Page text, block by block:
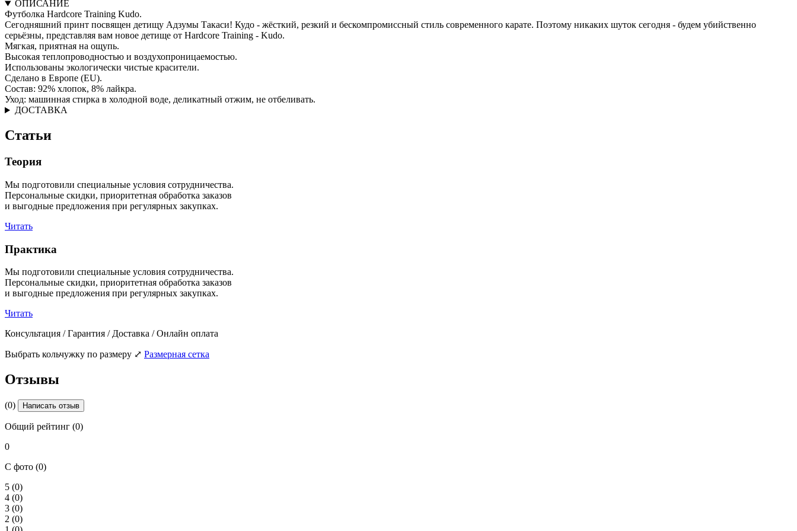
ОПИСАНИЕ
Футболка Hardcore Training Kudo.
Сегодняшний принт посвящен детищу Адзумы Такаси! Кудо - жёсткий, резкий и бескомпромиссный стиль современного карате. Поэтому никаких шуток сегодня - будем убийственно
серьёзны, представляя вам новое детище от Hardcore Training - Kudo.
Мягкая, приятная на ощупь.
Высокая теплопроводностью и воздухопроницаемостью.
Использованы экологически чистые красители.
Сделано в Европе (EU).
Состав: 92% хлопок, 8% лайкра.
Уход: машинная стирка в холодной воде, деликатный отжим, не отбеливать.
ДОСТАВКА
Статьи
Теория
Мы подготовили специальные условия сотрудничества.
Персональные скидки, приоритетная обработка заказов
и выгодные предложения при регулярных закупках.
Читать
Практика
Мы подготовили специальные условия сотрудничества.
Персональные скидки, приоритетная обработка заказов
и выгодные предложения при регулярных закупках.
Читать
Консультация / Гарантия / Доставка / Онлайн оплата
Выбрать кольчужку по размеру ⤢ Размерная сетка
Отзывы
(0) Написать отзыв
Общий рейтинг (0)
0
С фото (0)
5 (0)
4 (0)
3 (0)
2 (0)